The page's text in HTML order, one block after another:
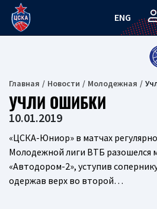
ENG
Главная Новости Молодежная
УЧЛИ ОШИБКИ
10.01.2019
«ЦСКА-Юниор» в матчах
Молодежной лиги ВТБ разошелся
«Автодором-2», уступив
одержав верх во второй…